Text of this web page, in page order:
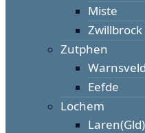
Miste
Zwillbrock
Zutphen
Warnsveld
Eefde
Lochem
Laren(Gld)